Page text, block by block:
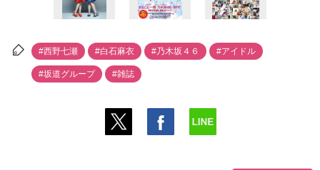
#西野七瀬 #白石麻衣 #乃木坂４６ #アイドル
#坂道グループ #雑誌